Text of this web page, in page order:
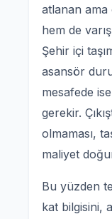
atlanan ama
hem de
Şehir içi
asansör
mesafede
gerekir.
olmaması,
maliyet
Bu yüzden
kat bilgisini,